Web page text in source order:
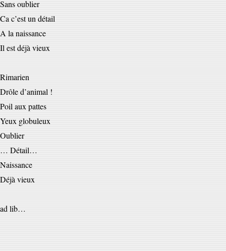
Sans oublier
Ca c’est un détail
A la naissance
Il est déjà vieux
Rimarien
Drôle d’animal !
Poil aux pattes
Yeux globuleux
Oublier
… Détail…
Naissance
Déjà vieux
ad lib…